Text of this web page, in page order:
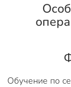
Обучение по